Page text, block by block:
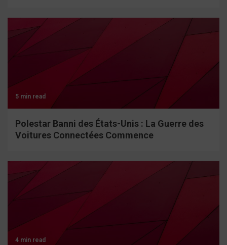
5 min read
Polestar Banni des États-Unis : La Guerre des
Voitures Connectées Commence
4 min read